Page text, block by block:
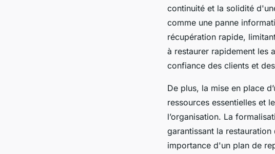
continuité et la solidité
comme une panne
récupération rapide,
à restaurer rapidement les
confiance des clients et
De plus, la mise en place
ressources essentielles et
l’organisation. La
garantissant la
importance d'un plan de